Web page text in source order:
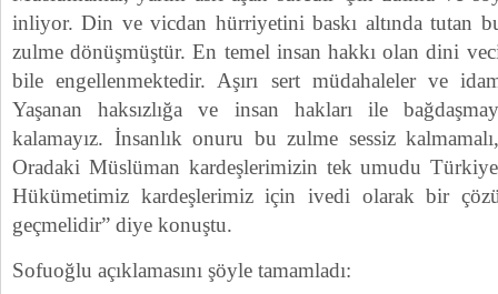
inliyor. Din ve vicdan hürriyetini baskı altında tutan
zulme dönüşmüştür. En temel insan hakkı olan dini
bile engellenmektedir. Aşırı sert müdahaleler ve
Yaşanan haksızlığa ve insan hakları ile
kalamayız. İnsanlık onuru bu zulme sessiz
Oradaki Müslüman kardeşlerimizin tek umudu
Hükümetimiz kardeşlerimiz için ivedi olarak bir
geçmelidir” diye konuştu.
Sofuoğlu açıklamasını şöyle tamamladı: